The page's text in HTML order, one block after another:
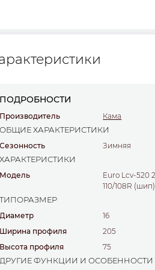
ПОДРОБНОСТИ
Производитель Кама
ОБЩИЕ ХАРАКТЕРИСТИКИ
Сезонность Зимняя
ХАРАКТЕРИСТИКИ
Модель
Euro Lcv-520 205/75 R16
110/108R (шип)
ТИПОРАЗМЕР
Диаметр
16
Ширина профиля
205
Высота профиля
75
ДРУГИЕ ФУНКЦИИ И ОСОБЕННОСТИ